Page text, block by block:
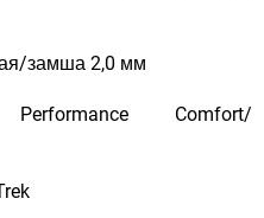
замша 2,0 мм
Performance Comfort/